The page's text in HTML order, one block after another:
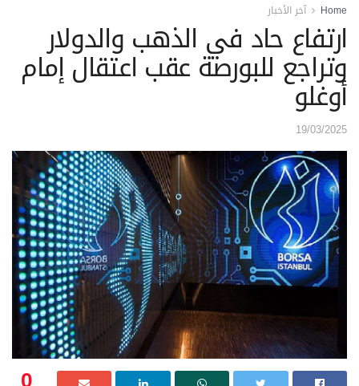
Home آخر الأخبار
ارتفاع حاد في الذهب والدولار
وتراجع للبورصة عقب اعتقال إمام
أوغلو
19/03/2025